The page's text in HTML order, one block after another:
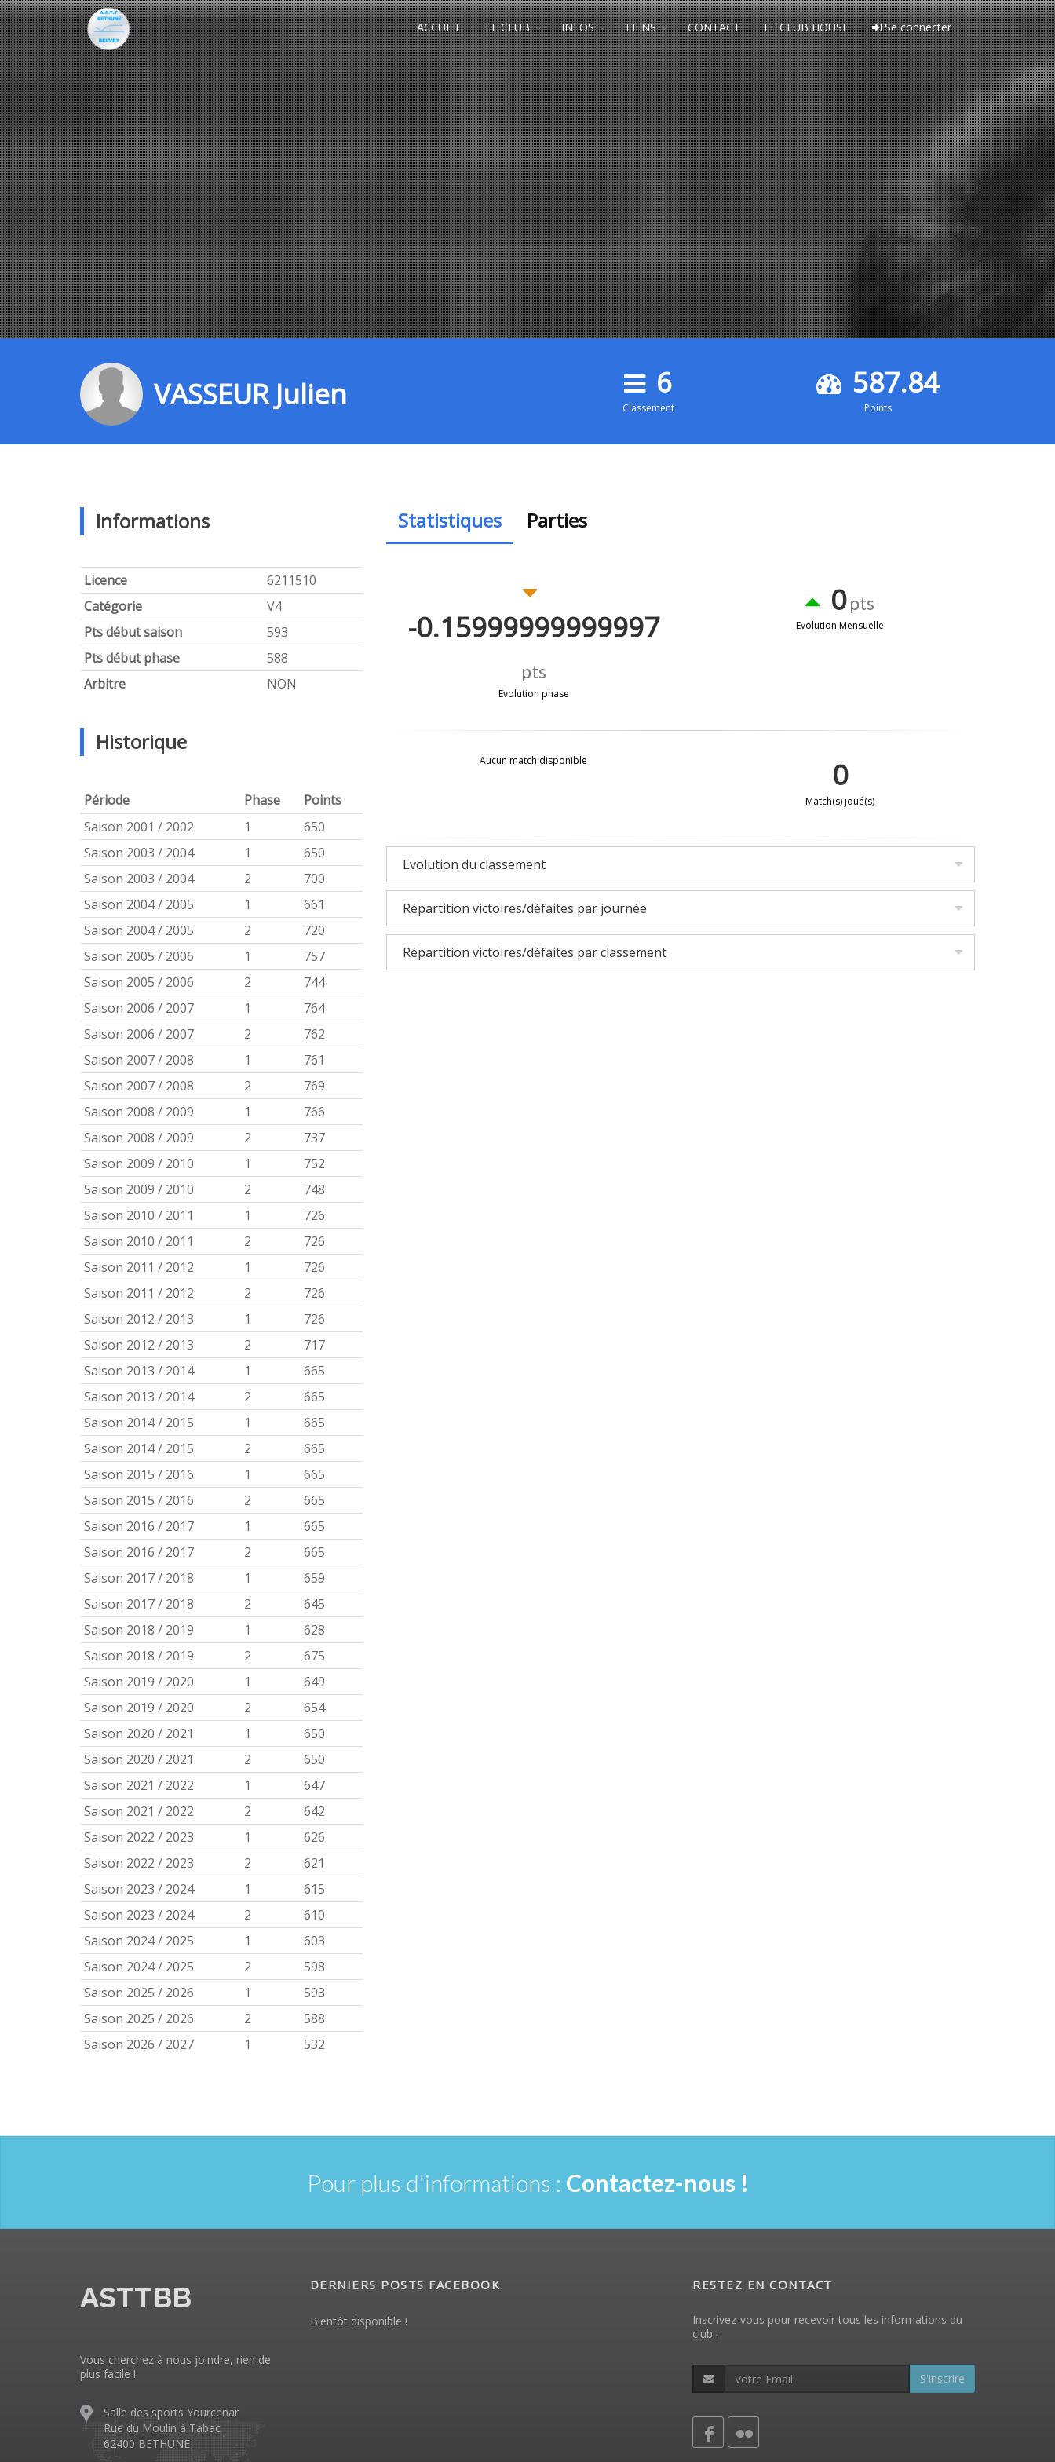
ACCUEIL LE CLUB INFOS LIENS CONTACT LE CLUB HOUSE Se connecter
VASSEUR Julien 6
Classement
587.84
Points
Informations
Licence
6211510
Catégorie
V4
Pts début saison
593
Pts début phase
588
Arbitre
NON
Historique
Période Phase
Points
Saison 2001 / 2002
1
650
Saison 2003 / 2004
1
650
Saison 2003 / 2004
2
700
Saison 2004 / 2005
1
661
Saison 2004 / 2005
2
720
Saison 2005 / 2006
1
757
Saison 2005 / 2006
2
744
Saison 2006 / 2007
1
764
Saison 2006 / 2007
2
762
Saison 2007 / 2008
1
761
Saison 2007 / 2008
2
769
Saison 2008 / 2009
1
766
Saison 2008 / 2009
2
737
Saison 2009 / 2010
1
752
Saison 2009 / 2010
2
748
Saison 2010 / 2011
1
726
Saison 2010 / 2011
2
726
Saison 2011 / 2012
1
726
Saison 2011 / 2012
2
726
Saison 2012 / 2013
1
726
Saison 2012 / 2013
2
717
Saison 2013 / 2014
1
665
Saison 2013 / 2014
2
665
Saison 2014 / 2015
1
665
Saison 2014 / 2015
2
665
Saison 2015 / 2016
1
665
Saison 2015 / 2016
2
665
Saison 2016 / 2017
1
665
Saison 2016 / 2017
2
665
Saison 2017 / 2018
1
659
Saison 2017 / 2018
2
645
Saison 2018 / 2019
1
628
Saison 2018 / 2019
2
675
Saison 2019 / 2020
1
649
Saison 2019 / 2020
2
654
Saison 2020 / 2021
1
650
Saison 2020 / 2021
2
650
Saison 2021 / 2022
1
647
Saison 2021 / 2022
2
642
Saison 2022 / 2023
1
626
Saison 2022 / 2023
2
621
Saison 2023 / 2024
1
615
Saison 2023 / 2024
2
610
Saison 2024 / 2025
1
603
Saison 2024 / 2025
2
598
Saison 2025 / 2026
1
593
Saison 2025 / 2026
2
588
Saison 2026 / 2027
1 532
Statistiques Parties
-0.15999999999997
pts
Evolution phase
0pts
Evolution Mensuelle
Aucun match disponible 0
Match(s) joué(s)
Evolution du classement
Répartition victoires/défaites par journée
Répartition victoires/défaites par classement
Pour plus d'informations : Contactez-nous !
ASTTBB
Vous cherchez à nous joindre, rien de
plus facile !
Salle des sports Yourcenar
Rue du Moulin à Tabac
62400 BETHUNE
DERNIERS POSTS FACEBOOK
Bientôt disponible !
RESTEZ EN CONTACT
Inscrivez-vous pour recevoir tous les informations du
club !
S'inscrire